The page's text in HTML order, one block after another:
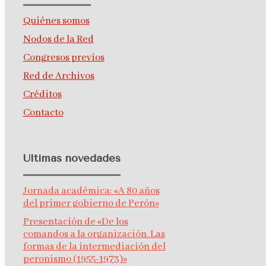
Quiénes somos
Nodos de la Red
Congresos previos
Red de Archivos
Créditos
Contacto
Últimas novedades
Jornada académica: «A 80 años
del primer gobierno de Perón»
Presentación de «De los
comandos a la organización. Las
formas de la intermediación del
peronismo (1955-1973)»